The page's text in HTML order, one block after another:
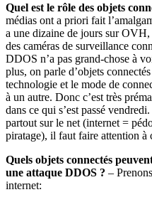
Quel est le rôle des objets
médias ont a priori fait
a une dizaine de jours sur
des caméras de surveillance
DDOS n’a pas grand-chose à
plus, on parle d’objets
technologie et le mode de
à un autre. Donc c’est très
dans ce qui s’est passé
partout sur le net (internet =
piratage), il faut faire attention à
Quels objets connectés
une attaque DDOS ? –
internet: